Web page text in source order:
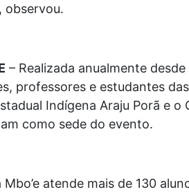
observou.
– Realizada anualmente
professores e estudantes
Indígena Araju Porã e o
como sede do evento.
atende mais de 130